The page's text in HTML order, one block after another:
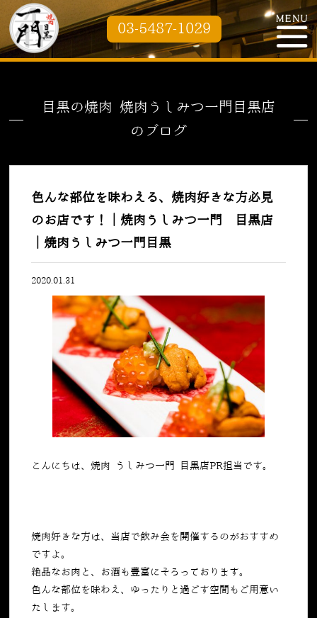
03-5487-1029
目黒の焼肉 焼肉うしみつ一門目黒店
のブログ
色んな部位を味わえる、焼肉好きな方必見
のお店です！｜焼肉うしみつ一門 目黒店
｜焼肉うしみつ一門目黒
2020.01.31
こんにちは、焼肉 うしみつ一門 目黒店PR担当です。
焼肉好きな方は、当店で飲み会を開催するのがおすすめ
ですよ。
絶品なお肉と、お酒も豊富にそろっております。
色んな部位を味わえ、ゆったりと過ごす空間もご用意い
たします。